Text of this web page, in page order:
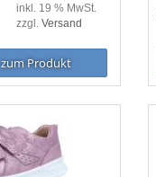
inkl. 19 % MwSt.
zzgl. Versand
zum Produkt